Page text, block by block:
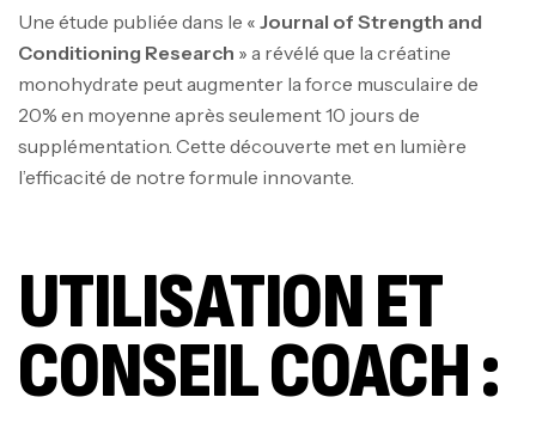
Une étude publiée dans le « Journal of Strength and
Conditioning Research » a révélé que la créatine
monohydrate peut augmenter la force musculaire de
20% en moyenne après seulement 10 jours de
supplémentation. Cette découverte met en lumière
l’efficacité de notre formule innovante.
UTILISATION ET
CONSEIL COACH :